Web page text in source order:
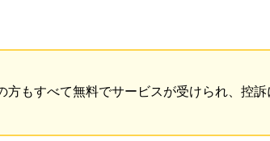
方もすべて無料でサービスが受けられ、控